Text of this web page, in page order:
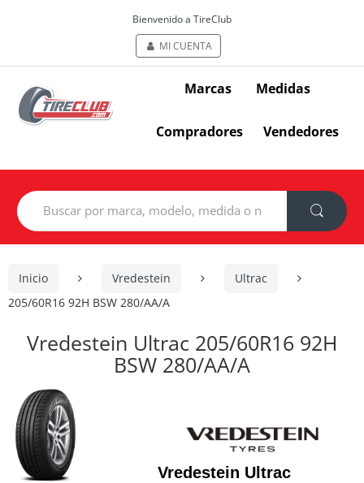
Bienvenido a TireClub
MI CUENTA
Marcas Medidas
Compradores Vendedores
Search
for:
Inicio Vredestein
Ultrac
205/60R16 92H BSW 280/AA/A
Vredestein Ultrac 205/60R16 92H
BSW 280/AA/A
Vredestein Ultrac